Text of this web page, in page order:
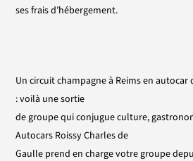
ses frais d’hébergement.
Un circuit champagne à Reimsen autocar
:voilà unesortie
degroupequiconjugueculture,
Autocars Roissy Charles de
Gaulle prend en chargevotregroupe